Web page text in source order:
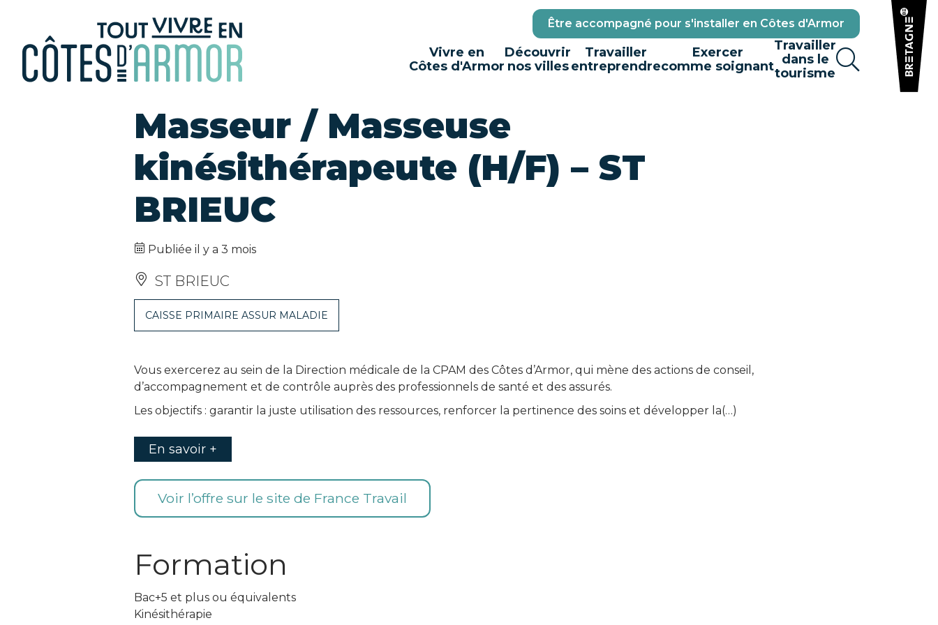
Être accompagné pour s'installer en Côtes d'Armor
Vivre en
Côtes d'Armor
Découvrir
nos villes
Travailler
entreprendre
Exercer
comme soignant
Travailler
dans le
tourisme
Masseur / Masseuse
kinésithérapeute (H/F) – ST
BRIEUC
Publiée il y a 3 mois
ST BRIEUC
CAISSE PRIMAIRE ASSUR MALADIE
Vous exercerez au sein de la Direction médicale de la CPAM des Côtes d’Armor, qui mène des actions de conseil,
d’accompagnement et de contrôle auprès des professionnels de santé et des assurés.
Les objectifs : garantir la juste utilisation des ressources, renforcer la pertinence des soins et développer la(…)
En savoir +
Voir l’offre sur le site de France Travail
Formation
Bac+5 et plus ou équivalents
Kinésithérapie